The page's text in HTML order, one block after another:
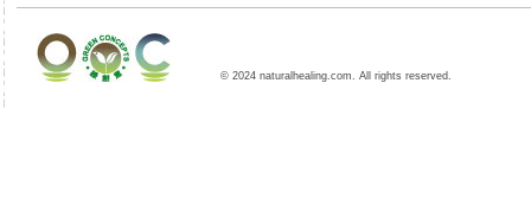
© 2024 naturalhealing.com. All rights reserved.